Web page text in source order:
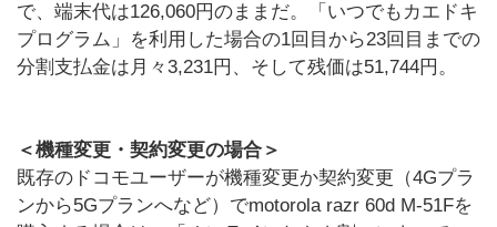
で、端末代は126,060円のままだ。「いつでもカエドキ
プログラム」を利用した場合の1回目から23回目までの
分割支払金は月々3,231円、そして残価は51,744円。
＜機種変更・契約変更の場合＞
既存のドコモユーザーが機種変更か契約変更（4Gプラ
ンから5Gプランへなど）でmotorola razr 60d M-51Fを